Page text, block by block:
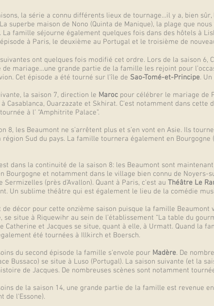
la série a connu différents lieux de tournage…il y a, bien sûr,
superbe maison de Nono (Quinta de Manique), la plage que
La famille séjourne également quelques fois dans des hôtels à
à Paris, le deuxième au Portugal et le troisième de
ont quelques fois modifié cet ordre. Lors de la saison
de mariage…une grande partie de la famille les rejoint pour
Cet épisode a été tourné sur l’île de Sao-Tomé-et-Principe.
la saison 7, direction le Maroc pour célébrer le mariage de
Casablanca, Ouarzazate et Skhirat. C’est notamment dans cette
à l’ “Amphitrite Palace”.
8, les Beaumont ne s’arrêtent plus et s’en vont en Asie. Ils
région Sud du pays. La famille tournera également en Bourgogne (
dans la continuité de la saison 8: les Beaumont sont
Bourgogne et notamment dans le village bien connu de Noyers-
Sermizelles (près d’Avallon). Quant à Paris, c’est au Théâtre Le
Un sublime théâtre qui est également le lieu de la comédie
de décor pour cette onzième saison puisque la famille Beaumont
se situe à Riquewihr au sein de l’établissement “La table du
Catherine et Jacques se situe, quant à elle, à Urmatt. Quand la
été tournées à Illkirch et Boersch.
du second épisode la famille s’envole pour Madère. De
Bussaco) se situe à Luso (Portugal). La saison suivante (et la
de Jacques. De nombreuses scènes sont notamment
de la saison 14, une grande partie de la famille est revenue
de l'Essone).